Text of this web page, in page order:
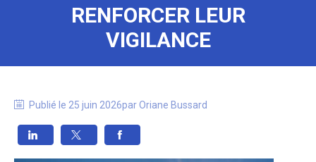
RENFORCER LEUR
VIGILANCE
Publié le 25 juin 2026parOriane Bussard